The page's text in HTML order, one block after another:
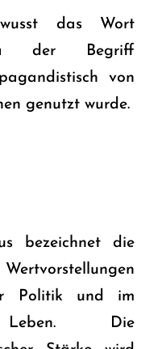
das Wort
der Begriff
von
genutzt wurde.
bezeichnet die
Politik und im
Leben. Die